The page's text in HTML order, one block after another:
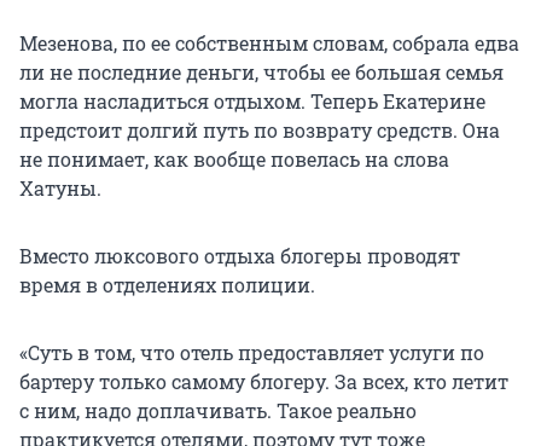
Мезенова, по ее собственным словам, собрала едва
ли не последние деньги, чтобы ее большая семья
могла насладиться отдыхом. Теперь Екатерине
предстоит долгий путь по возврату средств. Она
не понимает, как вообще повелась на слова
Хатуны.
Вместо люксового отдыха блогеры проводят
время в отделениях полиции.
«Суть в том, что отель предоставляет услуги по
бартеру только самому блогеру. За всех, кто летит
с ним, надо доплачивать. Такое реально
практикуется отелями, поэтому тут тоже